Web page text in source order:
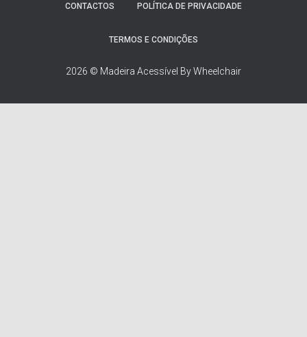
CONTACTOS POLÍTICA DE PRIVACIDADE
TERMOS E CONDIÇÕES
2026 © Madeira Acessível By Wheelchair